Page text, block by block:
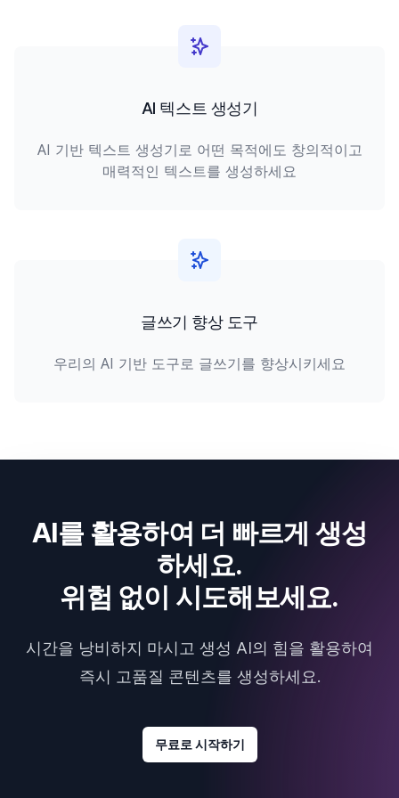
AI 텍스트 생성기
AI 기반 텍스트 생성기로 어떤 목적에도 창의적이고
매력적인 텍스트를 생성하세요
글쓰기 향상 도구
우리의 AI 기반 도구로 글쓰기를 향상시키세요
AI를 활용하여 더 빠르게 생성
하세요.
위험 없이 시도해보세요.
시간을 낭비하지 마시고 생성 AI의 힘을 활용하여
즉시 고품질 콘텐츠를 생성하세요.
무료로 시작하기